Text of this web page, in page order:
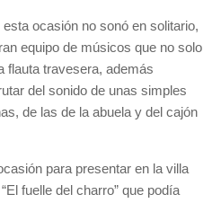
ocasión no sonó en solitario,
equipo de músicos que no solo
flauta travesera, además
del sonido de unas simples
de las de la abuela y del cajón
para presentar en la villa
fuelle del charro” que podía